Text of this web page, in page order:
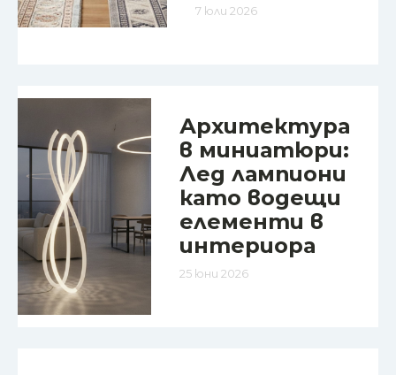
7 юли 2026
Архитектура
в миниатюри:
Лед лампиони
като водещи
елементи в
интериора
25 юни 2026